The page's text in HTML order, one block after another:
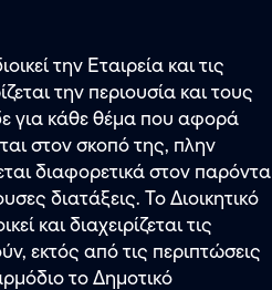
την Εταιρεία και τις
την περιουσία και τους
για κάθε θέμα που αφορά
στον σκοπό της, πλην
διαφορετικά στον παρόντα
διατάξεις. Το Διοικητικό
και διαχειρίζεται τις
εκτός από τις περιπτώσεις
το Δημοτικό